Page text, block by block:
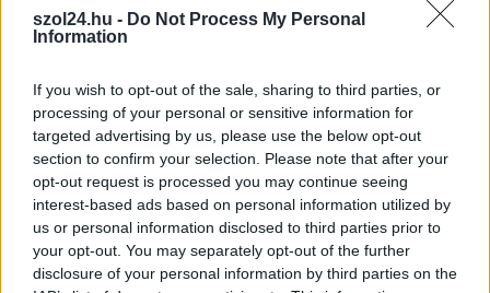
szol24.hu - Do Not Process My Personal
Information
If you wish to opt-out of the sale, sharing to third parties, or
processing of your personal or sensitive information for
targeted advertising by us, please use the below opt-out
section to confirm your selection. Please note that after your
opt-out request is processed you may continue seeing
interest-based ads based on personal information utilized by
us or personal information disclosed to third parties prior to
your opt-out. You may separately opt-out of the further
disclosure of your personal information by third parties on the
TOVÁBB OLVASOM
Meglepő lenne? Átlagosan négymillió forintot
kereshetnek havonta a magyarországi focisták
2022.02.08. Kiss Lajos
Ennél sokkal kiugróbb
fizetéseket is
találhatunk, ez a